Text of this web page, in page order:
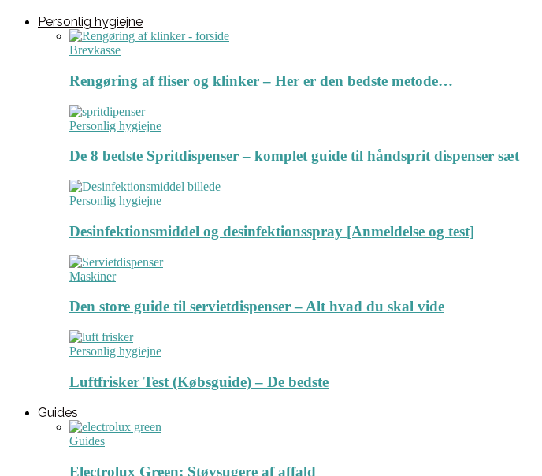
Personlig hygiejne
Brevkasse
Rengøring af fliser og klinker – Her er den bedste metode…
Personlig hygiejne
De 8 bedste Spritdispenser – komplet guide til håndsprit dispenser sæt
Personlig hygiejne
Desinfektionsmiddel og desinfektionsspray [Anmeldelse og test]
Maskiner
Den store guide til servietdispenser – Alt hvad du skal vide
Personlig hygiejne
Luftfrisker Test (Købsguide) – De bedste
Guides
Guides
Electrolux Green: Støvsugere af affald